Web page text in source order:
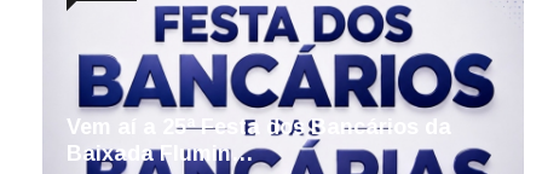
Vem aí a 25ª Festa dos Bancários da
Baixada Flumin…